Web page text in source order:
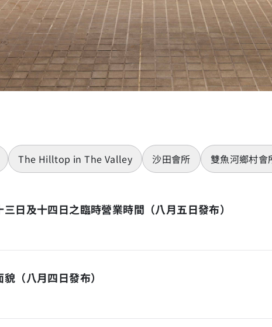
The Hilltop in The Valley 沙田會所 雙魚河鄉村會
日及十四日之臨時營業時間（八月五日發布）
（八月四日發布）